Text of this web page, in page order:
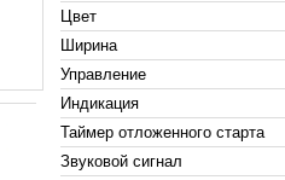
Цвет
Ширина
Управление
Индикация
Таймер отложенного старта
Звуковой сигнал